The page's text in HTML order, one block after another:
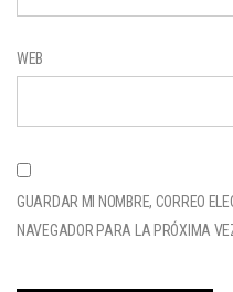
WEB
GUARDAR MI NOMBRE, CORREO
NAVEGADOR PARA LA PRÓXIMA